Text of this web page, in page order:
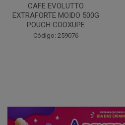
CAFE EVOLUTTO
EXTRAFORTE MOIDO 500G
POUCH COOXUPE
Código: 259076